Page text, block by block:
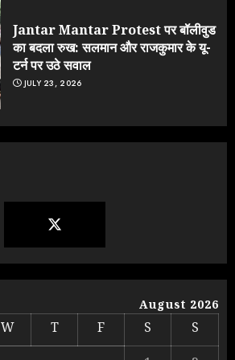
Jantar Mantar Protest पर बॉलीवुड
का बदला रुख: सलमान और राजकुमार के यू-
टर्न पर उठे सवाल
JULY 23, 2026
उड़ाए करोड़ों, टूट गया मोदी का रिकॉर्ड !
AUGUST 6, 2026
August 2026
W T F S
S